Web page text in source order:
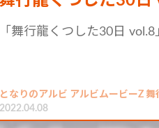
「舞行龍くつした30日
となりのアルビ アルビムービーZ
2022.04.08